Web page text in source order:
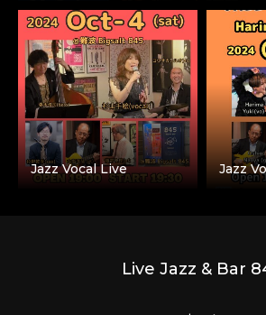
Jazz Vocal Live Jazz
Live Jazz & Bar